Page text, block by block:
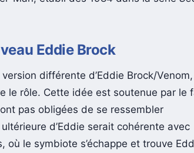
Man, établi dès 1984 dans la série
Eddie Brock
différente d’Eddie Brock/Venom,
le rôle. Cette idée est soutenue par le
pas obligées de se ressembler
d’Eddie serait cohérente avec